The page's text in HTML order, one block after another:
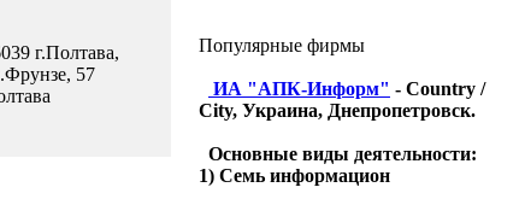
г.Полтава,
57
Популярные фирмы
ИА "АПК-Информ" - Country /
City, Украина, Днепропетровск.
Основные виды деятельности:
1) Семь информацион